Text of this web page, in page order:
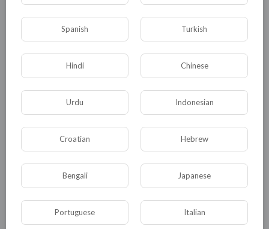
Опубликовать
Комментариев нет
Spanish Turkish
Hindi Chinese
Urdu Indonesian
Croatian Hebrew
Bengali Japanese
Portuguese Italian